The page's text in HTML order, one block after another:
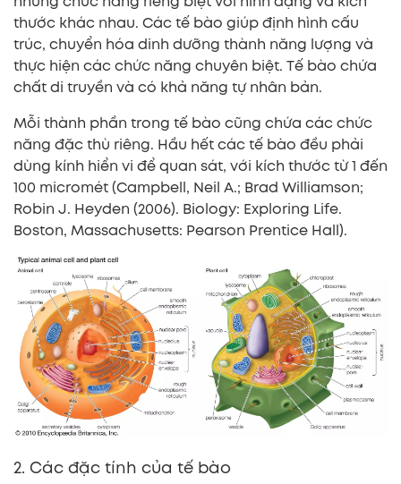
thước khác nhau. Các tế bào giúp định hình cấu
trúc, chuyển hóa dinh dưỡng thành năng lượng và
thực hiện các chức năng chuyên biệt. Tế bào chứa
chất di truyền và có khả năng tự nhân bản.
Mỗi thành phần trong tế bào cũng chứa các chức
năng đặc thù riêng. Hầu hết các tế bào đều phải
dùng kính hiển vi để quan sát, với kích thước từ 1 đến
100 micromét (Campbell, Neil A.; Brad Williamson;
Robin J. Heyden (2006). Biology: Exploring Life.
Boston, Massachusetts: Pearson Prentice Hall).
2. Các đặc tính của tế bào